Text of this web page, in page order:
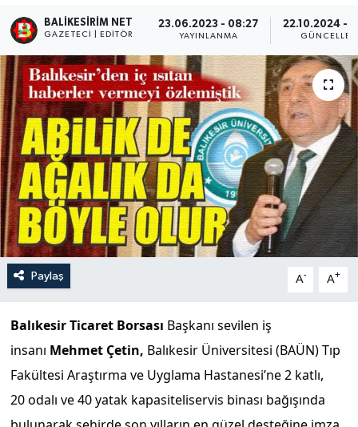
BALIKESIRIM NET
GAZETECI | EDITÖR
23.06.2023 - 08:27
YAYINLANMA
22.10.2024 -
Paylaş A- A+
Balıkesir Ticaret Borsası Başkanı sevilen iş
insanı Mehmet Çetin, Balıkesir Üniversitesi (BAÜN) Tıp
Fakültesi Araştırma ve Uyglama Hastanesi’ne 2 katlı,
20 odalı ve 40 yatak kapasiteliservis binası bağışında